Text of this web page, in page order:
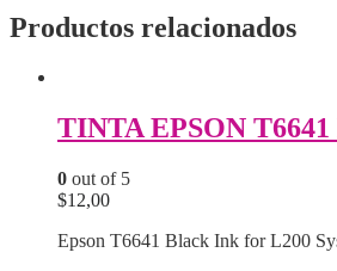
Productos relacionados
TINTA EPSON
0 out of 5
$12,00
Epson T6641 Black Ink for L200